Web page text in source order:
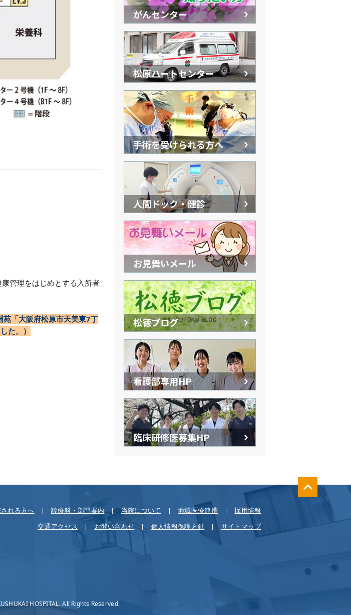
管理をはじめとする入所者
苑「大阪府松原市天美東7丁
た。）
がんセンター
松原ハートセンター
手術を受けられる方へ
人間ドック・健診
お見舞いメール
松徳ブログ
看護部専用HP
臨床研修医募集HP
れる方へ 診療科・部門案内 当院について 地域医療連携
採用情報
交通アクセス
お問い合わせ 個人情報保護方針 サイトマップ
HOSPITAL. All Rights Reserved.